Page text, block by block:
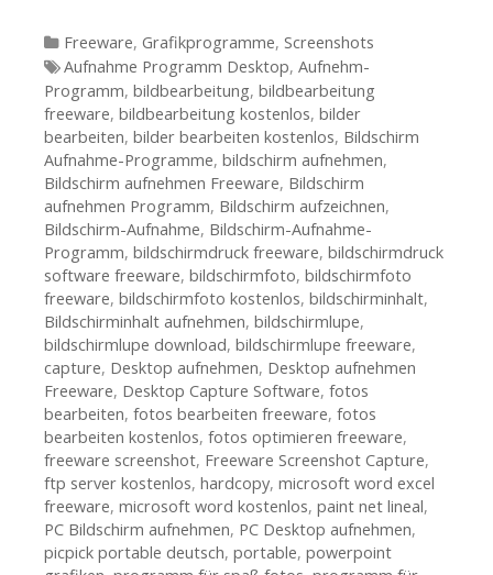
Kategorien
Freeware, Grafikprogramme, Screenshots
Tags
Aufnahme Programm Desktop, Aufnehm-
Programm, bildbearbeitung, bildbearbeitung
freeware, bildbearbeitung kostenlos, bilder
bearbeiten, bilder bearbeiten kostenlos, Bildschirm
Aufnahme-Programme, bildschirm aufnehmen,
Bildschirm aufnehmen Freeware, Bildschirm
aufnehmen Programm, Bildschirm aufzeichnen,
Bildschirm-Aufnahme, Bildschirm-Aufnahme-
Programm, bildschirmdruck freeware, bildschirmdruck
software freeware, bildschirmfoto, bildschirmfoto
freeware, bildschirmfoto kostenlos, bildschirminhalt,
Bildschirminhalt aufnehmen, bildschirmlupe,
bildschirmlupe download, bildschirmlupe freeware,
capture, Desktop aufnehmen, Desktop aufnehmen
Freeware, Desktop Capture Software, fotos
bearbeiten, fotos bearbeiten freeware, fotos
bearbeiten kostenlos, fotos optimieren freeware,
freeware screenshot, Freeware Screenshot Capture,
ftp server kostenlos, hardcopy, microsoft word excel
freeware, microsoft word kostenlos, paint net lineal,
PC Bildschirm aufnehmen, PC Desktop aufnehmen,
picpick portable deutsch, portable, powerpoint